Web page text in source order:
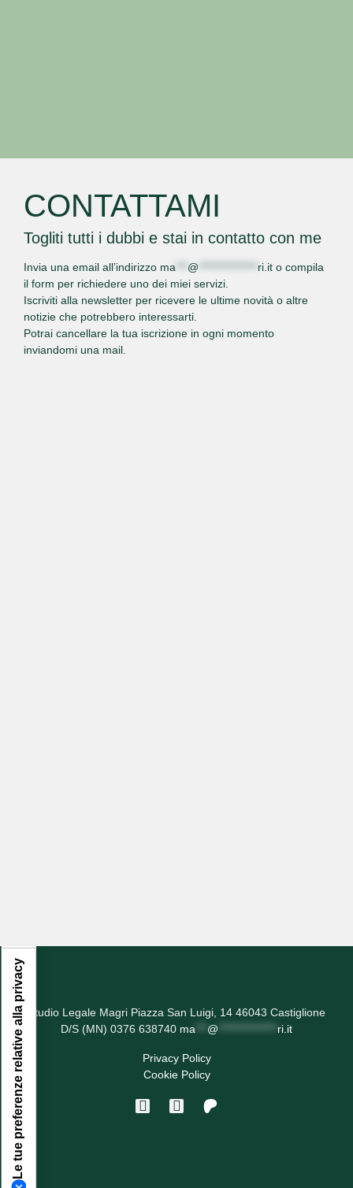
CONTATTAMI
Togliti tutti i dubbi e stai in contatto con me
Invia una email all’indirizzo ma @ ri.it o compila
il form per richiedere uno dei miei servizi.
Iscriviti alla newsletter per ricevere le ultime novità o altre
notizie che potrebbero interessarti.
Potrai cancellare la tua iscrizione in ogni momento
inviandomi una mail.
Studio Legale Magri Piazza San Luigi, 14 46043 Castiglione
D/S (MN) 0376 638740 ma @ ri.it
Privacy Policy
Cookie Policy
Le tue preferenze relative alla privacy